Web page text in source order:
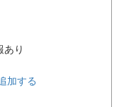
あり
加する